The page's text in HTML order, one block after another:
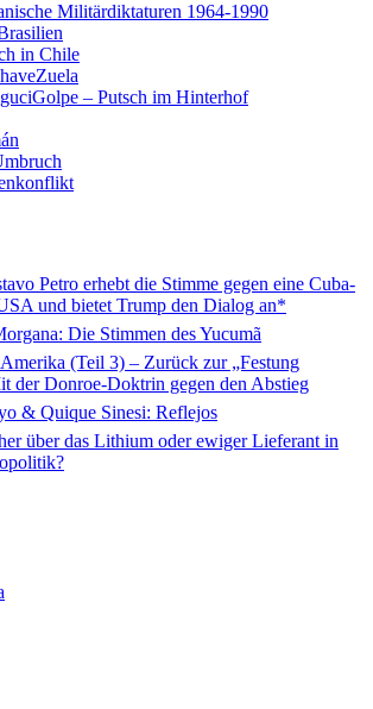
Militärdiktaturen 1964-1990
in Chile
– Putsch im Hinterhof
Petro erhebt die Stimme gegen eine Cuba-
und bietet Trump den Dialog an*
Die Stimmen des Yucumã
(Teil 3) – Zurück zur „Festung
der Donroe-Doktrin gegen den Abstieg
& Quique Sinesi: Reflejos
über das Lithium oder ewiger Lieferant in